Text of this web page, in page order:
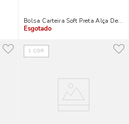
Bolsa Carteira Soft Preta Alça De
Indisponível
1 COR